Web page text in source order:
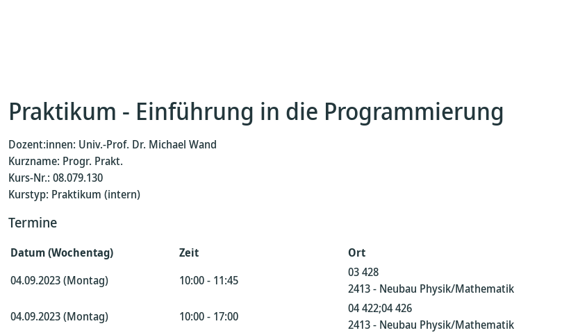
Praktikum - Einführung in die Programmierung
Dozent:innen: Univ.-Prof. Dr. Michael Wand
Kurzname: Progr. Prakt.
Kurs-Nr.: 08.079.130
Kurstyp: Praktikum (intern)
Termine
Datum (Wochentag) Zeit
Ort
04.09.2023 (Montag)
10:00 - 11:45
03 428
2413 - Neubau Physik/Mathematik
04.09.2023 (Montag)
10:00 - 17:00
04 422;04 426
2413 - Neubau Physik/Mathematik